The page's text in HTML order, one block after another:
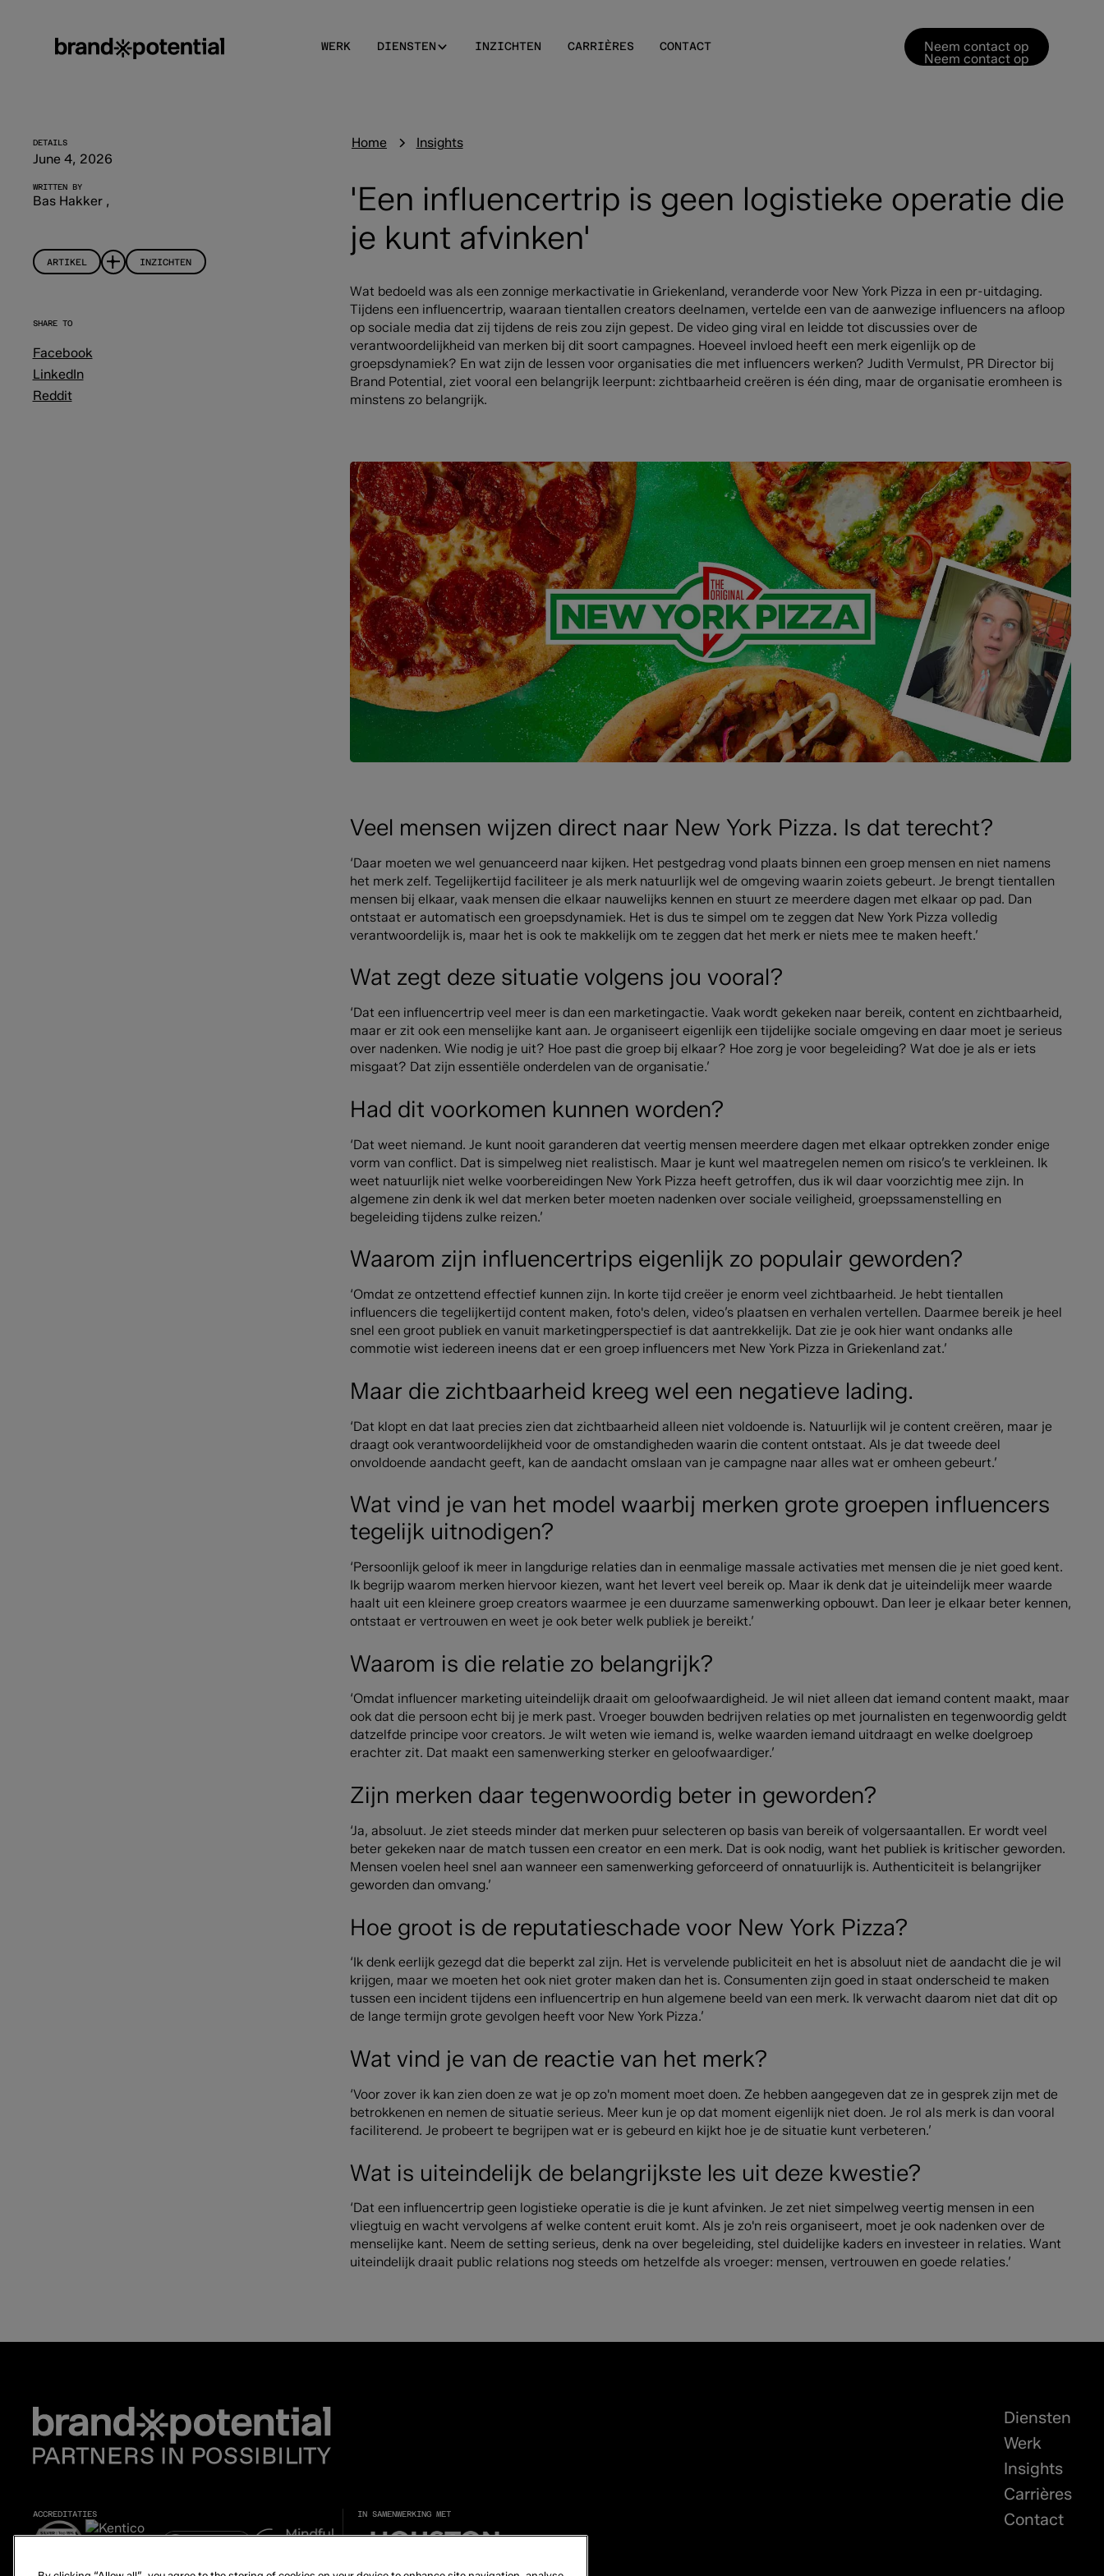
WERK DIENSTEN INZICHTEN CARRIÈRES CONTACT Neem contact op
Neem contact op
Home Insights
'Een influencertrip is geen logistieke operatie die
je kunt afvinken'
Wat bedoeld was als een zonnige merkactivatie in Griekenland, veranderde voor New York Pizza in een pr-uitdaging.
Tijdens een influencertrip, waaraan tientallen creators deelnamen, vertelde een van de aanwezige influencers na afloop
op sociale media dat zij tijdens de reis zou zijn gepest. De video ging viral en leidde tot discussies over de
verantwoordelijkheid van merken bij dit soort campagnes. Hoeveel invloed heeft een merk eigenlijk op de
groepsdynamiek? En wat zijn de lessen voor organisaties die met influencers werken? Judith Vermulst, PR Director bij
Brand Potential, ziet vooral een belangrijk leerpunt: zichtbaarheid creëren is één ding, maar de organisatie eromheen is
minstens zo belangrijk.
Veel mensen wijzen direct naar New York Pizza. Is dat terecht?
‘Daar moeten we wel genuanceerd naar kijken. Het pestgedrag vond plaats binnen een groep mensen en niet namens
het merk zelf. Tegelijkertijd faciliteer je als merk natuurlijk wel de omgeving waarin zoiets gebeurt. Je brengt tientallen
mensen bij elkaar, vaak mensen die elkaar nauwelijks kennen en stuurt ze meerdere dagen met elkaar op pad. Dan
ontstaat er automatisch een groepsdynamiek. Het is dus te simpel om te zeggen dat New York Pizza volledig
verantwoordelijk is, maar het is ook te makkelijk om te zeggen dat het merk er niets mee te maken heeft.’
Wat zegt deze situatie volgens jou vooral?
‘Dat een influencertrip veel meer is dan een marketingactie. Vaak wordt gekeken naar bereik, content en zichtbaarheid,
maar er zit ook een menselijke kant aan. Je organiseert eigenlijk een tijdelijke sociale omgeving en daar moet je serieus
over nadenken. Wie nodig je uit? Hoe past die groep bij elkaar? Hoe zorg je voor begeleiding? Wat doe je als er iets
misgaat? Dat zijn essentiële onderdelen van de organisatie.’
Had dit voorkomen kunnen worden?
‘Dat weet niemand. Je kunt nooit garanderen dat veertig mensen meerdere dagen met elkaar optrekken zonder enige
vorm van conflict. Dat is simpelweg niet realistisch. Maar je kunt wel maatregelen nemen om risico’s te verkleinen. Ik
weet natuurlijk niet welke voorbereidingen New York Pizza heeft getroffen, dus ik wil daar voorzichtig mee zijn. In
algemene zin denk ik wel dat merken beter moeten nadenken over sociale veiligheid, groepssamenstelling en
begeleiding tijdens zulke reizen.’
Waarom zijn influencertrips eigenlijk zo populair geworden?
‘Omdat ze ontzettend effectief kunnen zijn. In korte tijd creëer je enorm veel zichtbaarheid. Je hebt tientallen
influencers die tegelijkertijd content maken, foto's delen, video’s plaatsen en verhalen vertellen. Daarmee bereik je heel
snel een groot publiek en vanuit marketingperspectief is dat aantrekkelijk. Dat zie je ook hier want ondanks alle
commotie wist iedereen ineens dat er een groep influencers met New York Pizza in Griekenland zat.’
Maar die zichtbaarheid kreeg wel een negatieve lading.
‘Dat klopt en dat laat precies zien dat zichtbaarheid alleen niet voldoende is. Natuurlijk wil je content creëren, maar je
draagt ook verantwoordelijkheid voor de omstandigheden waarin die content ontstaat. Als je dat tweede deel
onvoldoende aandacht geeft, kan de aandacht omslaan van je campagne naar alles wat er omheen gebeurt.’
Wat vind je van het model waarbij merken grote groepen influencers
tegelijk uitnodigen?
‘Persoonlijk geloof ik meer in langdurige relaties dan in eenmalige massale activaties met mensen die je niet goed kent.
Ik begrijp waarom merken hiervoor kiezen, want het levert veel bereik op. Maar ik denk dat je uiteindelijk meer waarde
haalt uit een kleinere groep creators waarmee je een duurzame samenwerking opbouwt. Dan leer je elkaar beter kennen,
ontstaat er vertrouwen en weet je ook beter welk publiek je bereikt.’
Waarom is die relatie zo belangrijk?
‘Omdat influencer marketing uiteindelijk draait om geloofwaardigheid. Je wil niet alleen dat iemand content maakt, maar
ook dat die persoon echt bij je merk past. Vroeger bouwden bedrijven relaties op met journalisten en tegenwoordig geldt
datzelfde principe voor creators. Je wilt weten wie iemand is, welke waarden iemand uitdraagt en welke doelgroep
erachter zit. Dat maakt een samenwerking sterker en geloofwaardiger.’
Zijn merken daar tegenwoordig beter in geworden?
‘Ja, absoluut. Je ziet steeds minder dat merken puur selecteren op basis van bereik of volgersaantallen. Er wordt veel
beter gekeken naar de match tussen een creator en een merk. Dat is ook nodig, want het publiek is kritischer geworden.
Mensen voelen heel snel aan wanneer een samenwerking geforceerd of onnatuurlijk is. Authenticiteit is belangrijker
geworden dan omvang.’
Hoe groot is de reputatieschade voor New York Pizza?
‘Ik denk eerlijk gezegd dat die beperkt zal zijn. Het is vervelende publiciteit en het is absoluut niet de aandacht die je wil
krijgen, maar we moeten het ook niet groter maken dan het is. Consumenten zijn goed in staat onderscheid te maken
tussen een incident tijdens een influencertrip en hun algemene beeld van een merk. Ik verwacht daarom niet dat dit op
de lange termijn grote gevolgen heeft voor New York Pizza.’
Wat vind je van de reactie van het merk?
‘Voor zover ik kan zien doen ze wat je op zo'n moment moet doen. Ze hebben aangegeven dat ze in gesprek zijn met de
betrokkenen en nemen de situatie serieus. Meer kun je op dat moment eigenlijk niet doen. Je rol als merk is dan vooral
faciliterend. Je probeert te begrijpen wat er is gebeurd en kijkt hoe je de situatie kunt verbeteren.’
Wat is uiteindelijk de belangrijkste les uit deze kwestie?
‘Dat een influencertrip geen logistieke operatie is die je kunt afvinken. Je zet niet simpelweg veertig mensen in een
vliegtuig en wacht vervolgens af welke content eruit komt. Als je zo'n reis organiseert, moet je ook nadenken over de
menselijke kant. Neem de setting serieus, denk na over begeleiding, stel duidelijke kaders en investeer in relaties. Want
uiteindelijk draait public relations nog steeds om hetzelfde als vroeger: mensen, vertrouwen en goede relaties.’
DETAILS
June 4, 2026
WRITTEN BY
Bas Hakker ,
ARTIKEL INZICHTEN
SHARE TO
Facebook
LinkedIn
Reddit
ACCREDITATIES IN SAMENWERKING MET
Diensten
Werk
Insights
Carrières
Contact